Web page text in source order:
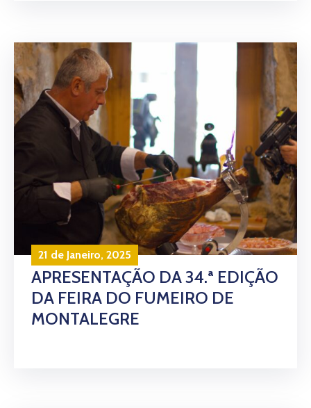
21 de Janeiro, 2025
APRESENTAÇÃO DA 34.ª EDIÇÃO
DA FEIRA DO FUMEIRO DE
MONTALEGRE